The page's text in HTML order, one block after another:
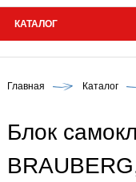
КАТАЛОГ
Главная Каталог
Блок